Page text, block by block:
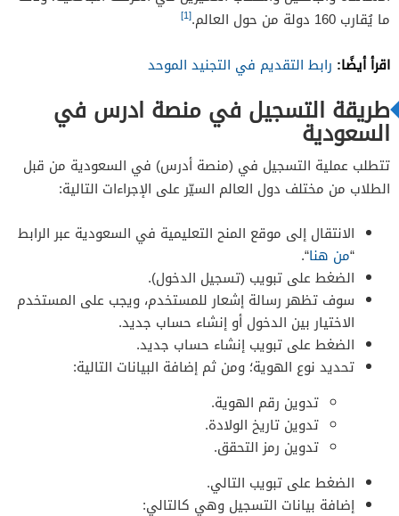
ما يُقارب 160 دولة من حول العالم.
[1]
اقرأ أيضًا: رابط التقديم في التجنيد الموحد
طريقة التسجيل في منصة ادرس في
السعودية
تتطلب عملية التسجيل في (منصة أدرس) في السعودية من قبل
الطلاب من مختلف دول العالم السيّر على الإجراءات التالية:
الانتقال إلى موقع المنح التعليمية في السعودية عبر الرابط
“من هنا“.
الضغط على تبويب (تسجيل الدخول).
سوف تظهر رسالة إشعار للمستخدم، ويجب على المستخدم
الاختيار بين الدخول أو إنشاء حساب جديد.
الضغط على تبويب إنشاء حساب جديد.
تحديد نوع الهوية؛ ومن ثم إضافة البيانات التالية:
تدوين رقم الهوية.
تدوين تاريخ الولادة.
تدوين رمز التحقق.
الضغط على تبويب التالي.
إضافة بيانات التسجيل وهي كالتالي: